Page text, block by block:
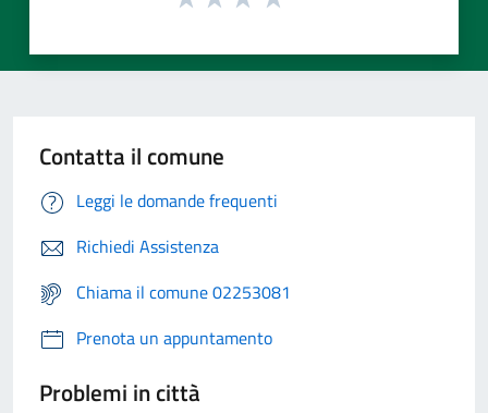
Contatta il comune
Leggi le domande frequenti
Richiedi Assistenza
Chiama il comune 02253081
Prenota un appuntamento
Problemi in città